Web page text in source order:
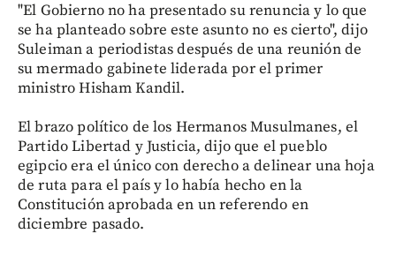
"El Gobierno no ha presentado su renuncia y lo que
se ha planteado sobre este asunto no es cierto", dijo
Suleiman a periodistas después de una reunión de
su mermado gabinete liderada por el primer
ministro Hisham Kandil.
El brazo político de los Hermanos Musulmanes, el
Partido Libertad y Justicia, dijo que el pueblo
egipcio era el único con derecho a delinear una hoja
de ruta para el país y lo había hecho en la
Constitución aprobada en un referendo en
diciembre pasado.